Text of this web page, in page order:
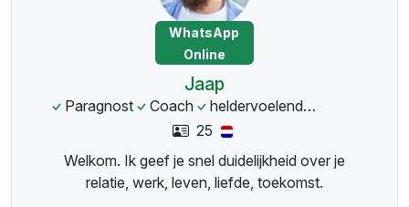
WhatsApp
Online
Jaap
Paragnost Coach heldervoelend
25
Welkom. Ik geef je snel duidelijkheid over je
relatie, werk, leven, liefde, toekomst.